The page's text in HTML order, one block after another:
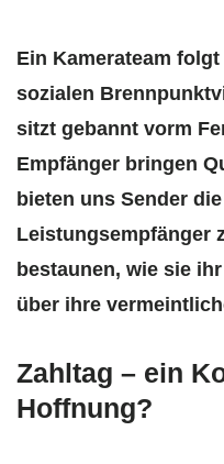
Ein Kamerateam
sozialen
sitzt gebannt vorm
Empfänger bringen
bieten uns Sender
Leistungsempfänger
bestaunen, wie sie
über ihre
Zahltag – ein
Hoffnung?